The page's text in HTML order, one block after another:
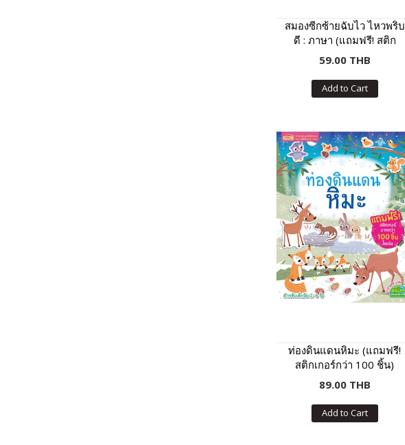
สมองซีกซ้ายฉับไว ไหวพริบ
ดี : ภาษา (แถมฟรี! สติก
เกอร์)
59.00 THB
Add to Cart
ท่องดินแดนหิมะ (แถมฟรี!
สติกเกอร์กว่า 100 ชิ้น)
89.00 THB
Add to Cart